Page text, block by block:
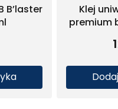
uniwersalny E6000
bezbarwny 29,5 ml
Dodaj do koszyka